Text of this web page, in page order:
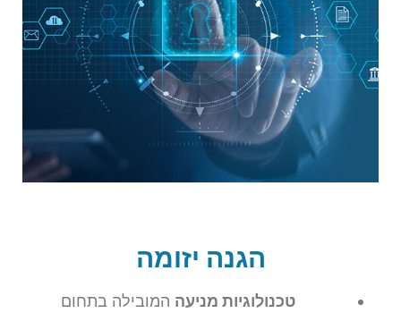
הגנה יזומה
טכנולוגיות מניעההמובילה בתחום